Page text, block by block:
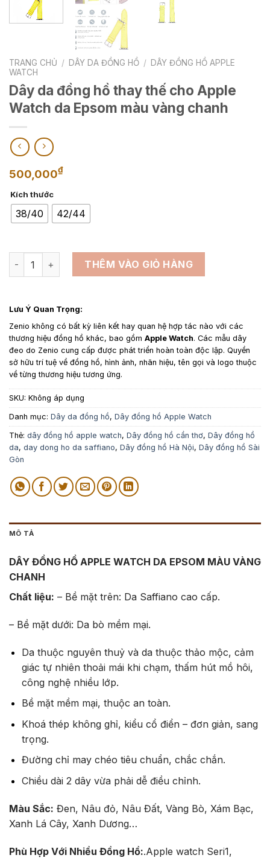
TRANG CHỦ / DÂY DA ĐỒNG HỒ / DÂY ĐỒNG HỒ APPLE
WATCH
Dây da đồng hồ thay thế cho Apple
Watch da Epsom màu vàng chanh
500,000₫
Kích thước
38/40 42/44
Dây da đồng hồ thay thế cho Apple Watch da Epsom màu
THÊM VÀO GIỎ HÀNG
Lưu Ý Quan Trọng:
Zenio không có bất kỳ liên kết hay quan hệ hợp tác nào với các
thương hiệu đồng hồ khác, bao gồm Apple Watch. Các mẫu dây
đeo do Zenio cung cấp được phát triển hoàn toàn độc lập. Quyền
sở hữu trí tuệ về đồng hồ, hình ảnh, nhãn hiệu, tên gọi và logo thuộc
về từng thương hiệu tương ứng.
SKU: Không áp dụng
Danh mục: Dây da đồng hồ, Dây đồng hồ Apple Watch
Thẻ: dây đồng hồ apple watch, Dây đồng hồ cần thơ, Dây đồng hồ
da, day dong ho da saffiano, Dây đồng hồ Hà Nội, Dây đồng hồ Sài
Gòn
MÔ TẢ
DÂY ĐỒNG HỒ APPLE WATCH DA EPSOM MÀU VÀNG
CHANH
Chất liệu: – Bề mặt trên: Da Saffiano cao cấp.
– Bề mặt dưới: Da bò mềm mại.
Da thuộc nguyên thuỷ và da thuộc thảo mộc, cảm
giác tự nhiên thoải mái khi chạm, thấm hút mồ hôi,
công nghệ nhiều lớp.
Bề mặt mềm mại, thuộc an toàn.
Khoá thép không ghỉ, kiểu cổ điển – đơn giản, sang
trọng.
Đường chỉ may chéo tiêu chuẩn, chắc chắn.
Chiều dài 2 dây vừa phải dễ điều chỉnh.
Màu Sắc: Đen, Nâu đỏ, Nâu Đất, Vàng Bò, Xám Bạc,
Xanh Lá Cây, Xanh Dương…
Phù Hợp Với Nhiều Đồng Hồ:.Apple watch Seri1,